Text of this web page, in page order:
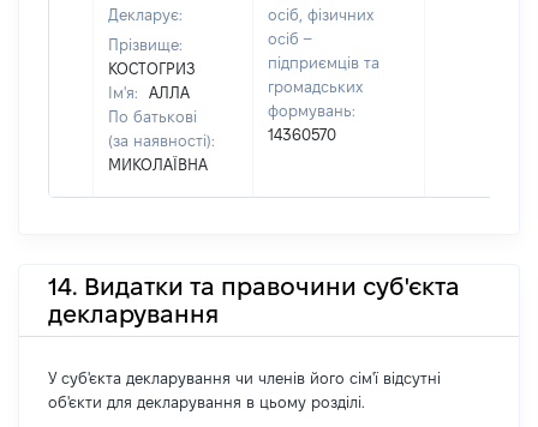
Декларує:
Прізвище:
КОСТОГРИЗ
Ім'я:
АЛЛА
По батькові
(за наявності):
МИКОЛАЇВНА
осіб, фізичних
осіб –
підприємців та
громадських
формувань:
14360570
14. Видатки та правочини суб'єкта
декларування
У суб'єкта декларування чи членів його сім'ї відсутні
об'єкти для декларування в цьому розділі.